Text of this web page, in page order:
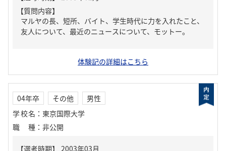
【質問内容】
マルヤの長、短所、バイト、学生時代に力を入れたこと、
友人について、最近のニュースについて、モットー。
体験記の詳細はこちら
04年卒 その他
男性
学校名 ： 東京国際大学
職種 ： 非公開